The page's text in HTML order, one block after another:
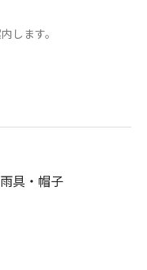
します。
具・帽子